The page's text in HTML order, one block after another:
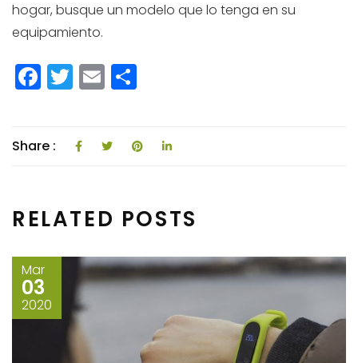
hogar, busque un modelo que lo tenga en su
equipamiento.
F
a
e
o
o
k
T
w
e
E
m
l p
rti
r
Share :
RELATED POSTS
Mar
03
2020